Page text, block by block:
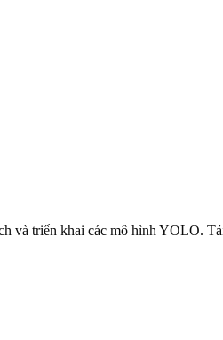
và triển khai các mô hình YOLO.